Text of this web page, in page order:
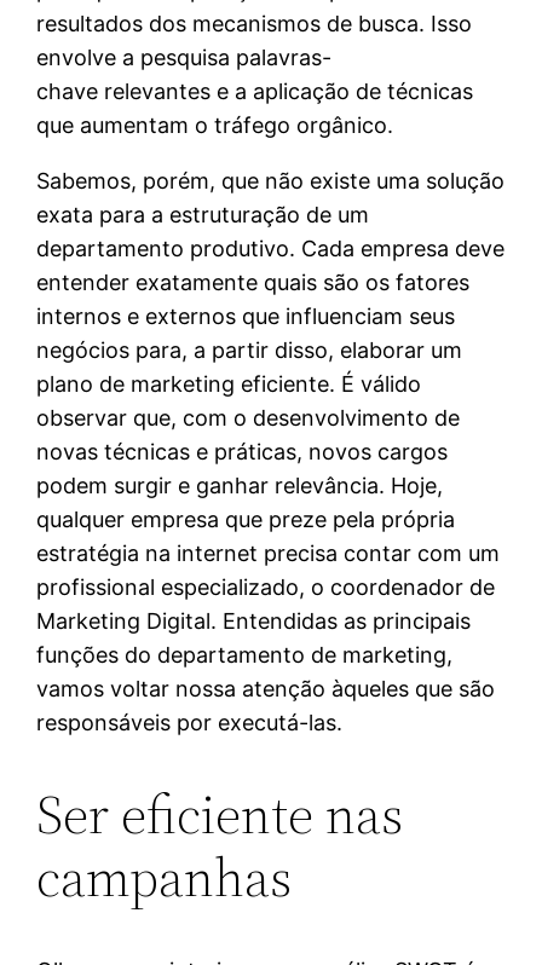
resultados dos mecanismos de busca. Isso
envolve a pesquisa palavras-
chave relevantes e a aplicação de técnicas
que aumentam o tráfego orgânico.
Sabemos, porém, que não existe uma solução
exata para a estruturação de um
departamento produtivo. Cada empresa deve
entender exatamente quais são os fatores
internos e externos que influenciam seus
negócios para, a partir disso, elaborar um
plano de marketing eficiente. É válido
observar que, com o desenvolvimento de
novas técnicas e práticas, novos cargos
podem surgir e ganhar relevância. Hoje,
qualquer empresa que preze pela própria
estratégia na internet precisa contar com um
profissional especializado, o coordenador de
Marketing Digital. Entendidas as principais
funções do departamento de marketing,
vamos voltar nossa atenção àqueles que são
responsáveis por executá-las.
Ser eficiente nas
campanhas